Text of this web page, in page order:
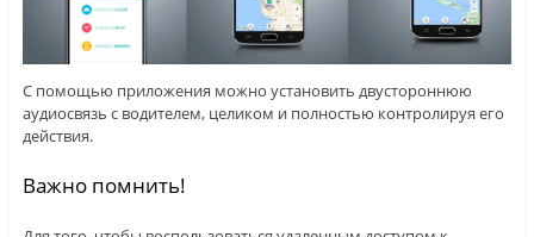
С помощью приложения можно установить двустороннюю
аудиосвязь с водителем, целиком и полностью контролируя его
действия.
Важно помнить!